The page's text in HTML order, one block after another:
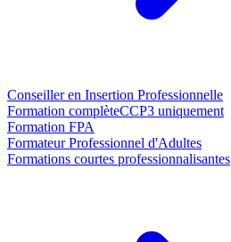
Conseiller en Insertion Professionnelle
Formation complèteCCP3 uniquement
Formation FPA
Formateur Professionnel d'Adultes
Formations courtes professionnalisantes